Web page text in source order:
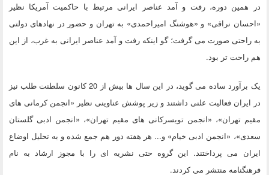
در همین دوره، رفت و آمد عناصر ایرانی مرتبط با حاکمیت آمریکا نظیر
«احسان نراقی» و «هوشنگ امیراحمدی» به تهران و حضور در نهادهای دولتی
به راحتی صورت می گرفت؛ گو اینکه رفت و آمد عناصر ایرانی به غرب، از این
هم راحت تر بود.
یک برآورد ساده می گوید، در این سال ها بیش از 20 کانون سلطنت طلب نیز
در ایران فعالیت علنی داشتند و زیر پوشش عناوینی نظیر «انجمن کرمانی های
مقیم تهران»، «انجمن تویسرکانی های مقیم تهران»، «انجمن ادبی گلستان
سعدی»، «انجمن ادبی خیام» و... هر هفته دور هم جمع شده و به تحلیل اوضاع
ایران می پرداختند. این گروه حتی نشریه ای را با مجوز ارشاد به نام
فرهنگنامه منتشر می کردند.